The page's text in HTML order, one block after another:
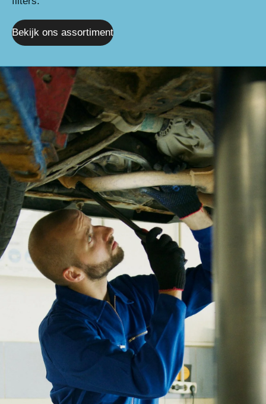
Bekijk ons assortiment